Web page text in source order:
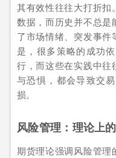
其有效性往往大打折扣
数据，而历史并不总是
了市场情绪、突发事
是，很多策略的成功
行，而这些在实践中往
与恐惧，都会导致交
损。
风险管理：理论上
期货理论强调风险管理